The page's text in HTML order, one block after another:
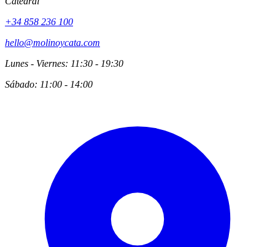
+34 858 236 100
hello@molinoycata.com
Lunes - Viernes: 11:30 - 19:30
Sábado: 11:00 - 14:00